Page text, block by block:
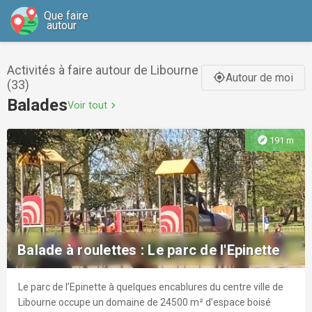
Que faire
autour
Activités à faire autour de Libourne
(33)
gps_fixedAutour de moi
BaladesVoir tout chevron_right
explore 191 m
Balade à roulettes : Le parc de l'Epinette
Le parc de l’Epinette à quelques encablures du centre ville de
Libourne occupe un domaine de 24500 m² d’espace boisé